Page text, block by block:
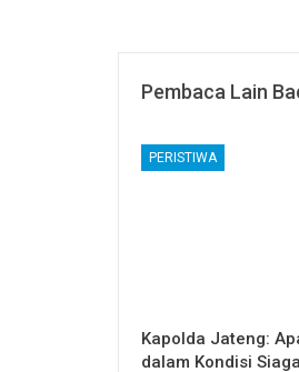
Pembaca Lain
PERISTIWA
Kapolda Jateng:
dalam Kondisi